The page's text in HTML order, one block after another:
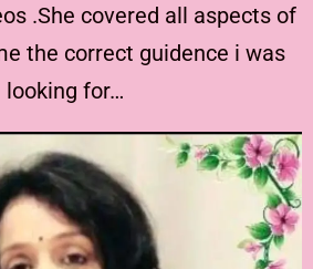
.She covered all aspects of
the correct guidence i was
looking for…